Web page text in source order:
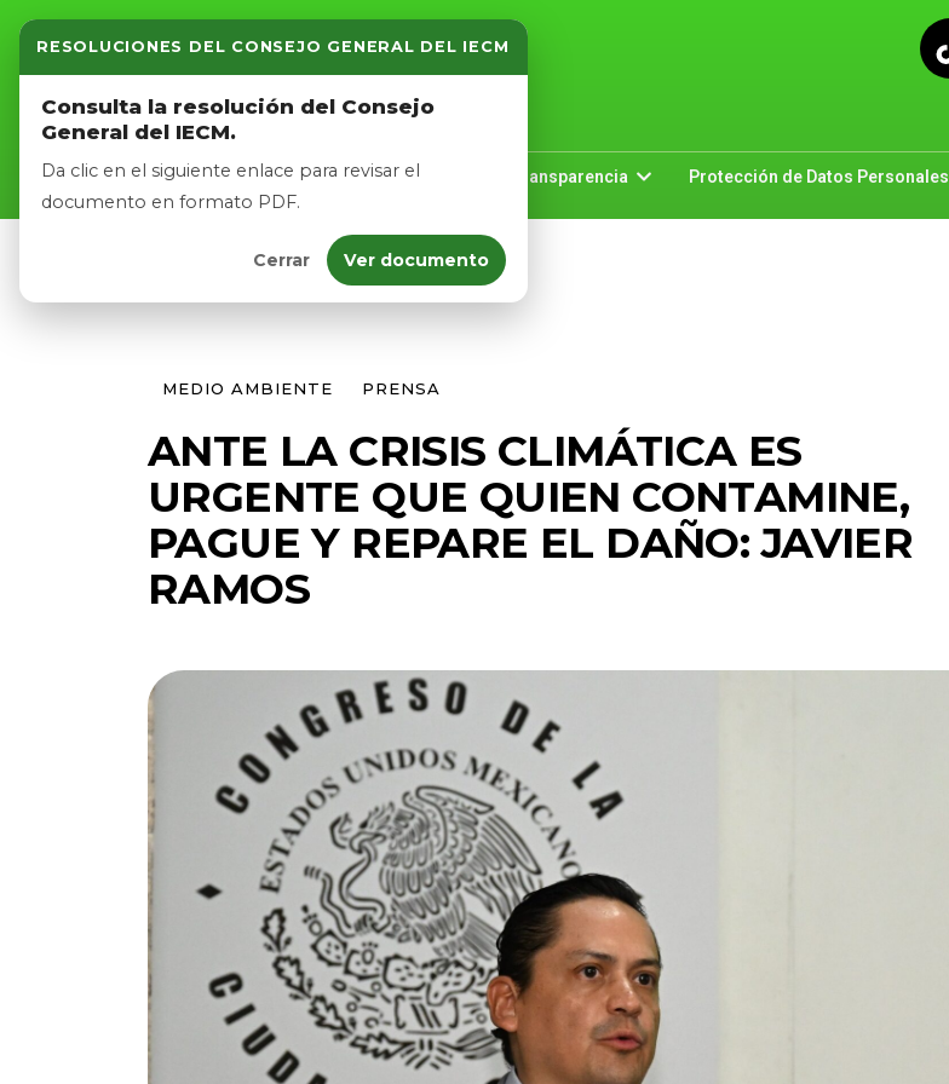
RESOLUCIONES DEL CONSEJO GENERAL DEL IECM
Consulta la resolución del Consejo
General del IECM.
Da clic en el siguiente enlace para revisar el
documento en formato PDF.
Cerrar Ver documento
Inicio Nosotros Logros Noticias Transparencia Protección de Datos Personales
Inicio
Nosotros
Afíliate
Eventos
MEDIO AMBIENTE PRENSA
ANTE LA CRISIS CLIMÁTICA ES
URGENTE QUE QUIEN CONTAMINE,
PAGUE Y REPARE EL DAÑO: JAVIER
RAMOS